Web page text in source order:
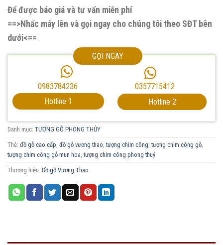
Để được báo giá và tư vấn miễn phí
==>Nhấc máy lên và gọi ngay cho chúng tôi theo SĐT bên
dưới<==
GỌI NGAY
0983784236
Hotline 1
0357715412
Hotline 2
Danh mục: TƯỢNG GỖ PHONG THỦY
Thẻ: đồ gỗ cao cấp, đồ gỗ vương thao,tượng chim công,tượng chim công gỗ,
tượng chim công gỗ mun hoa,tượng chim công phong thuỷ
Thương hiệu: Đồ gỗ Vương Thao